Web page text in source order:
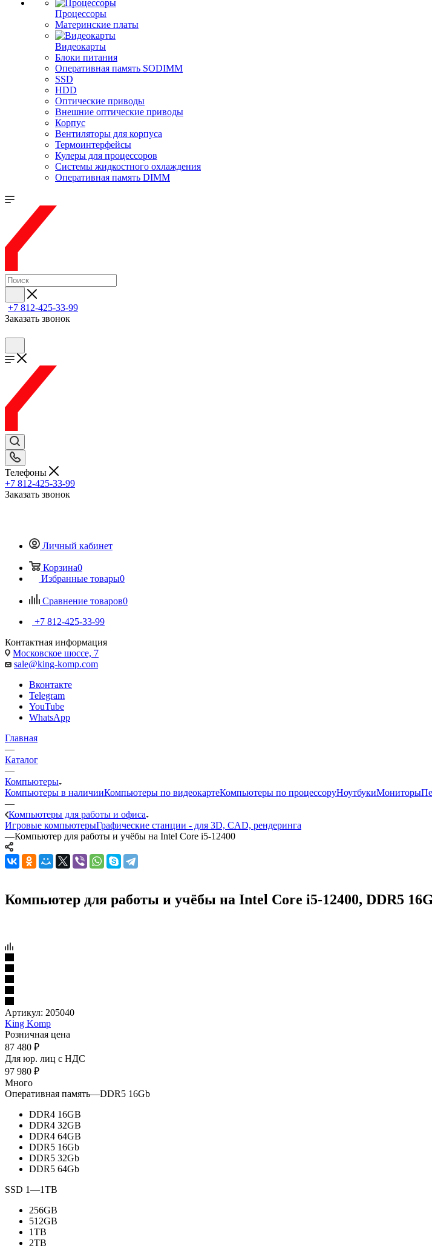
Процессоры
Материнские платы
Видеокарты
Блоки питания
Оперативная память SODIMM
SSD
HDD
Оптические приводы
Внешние оптические приводы
Корпус
Вентиляторы для корпуса
Термоинтерфейсы
Кулеры для процессоров
Системы жидкостного охлаждения
Оперативная память DIMM
+7 812-425-33-99
Заказать звонок
Телефоны
+7 812-425-33-99
Заказать звонок
Личный кабинет
Корзина0
Избранные товары0
Сравнение товаров0
+7 812-425-33-99
Контактная информация
Московское шоссе, 7
sale@king-komp.com
Вконтакте
Telegram
YouTube
WhatsApp
Главная
—
Каталог
—
Компьютеры
Компьютеры в наличииКомпьютеры по видеокартеКомпьютеры по процессоруНоутбукиМониторы
—
Компьютеры для работы и офиса
Игровые компьютерыГрафические станции - для 3D, CAD, рендеринга
—Компьютер для работы и учёбы на Intel Core i5-12400
Компьютер для работы и учёбы на Intel Core i5-12400, DDR5
Артикул: 205040
King Komp
Розничная цена
87 480 ₽
Для юр. лиц c НДС
97 980 ₽
Много
Оперативная память—DDR5 16Gb
DDR4 16GB
DDR4 32GB
DDR4 64GB
DDR5 16Gb
DDR5 32Gb
DDR5 64Gb
SSD 1—1TB
256GB
512GB
1TB
2TB